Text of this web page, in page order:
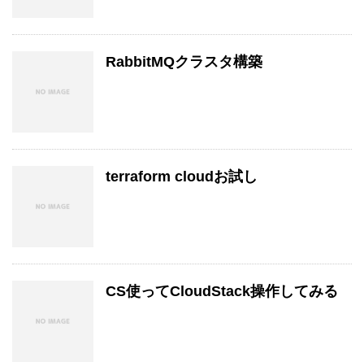
RabbitMQクラスタ構築
terraform cloudお試し
CS使ってCloudStack操作してみる